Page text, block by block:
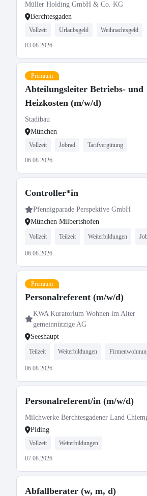
Müller Holding GmbH & Co. KG
Berchtesgaden
Vollzeit Urlaubsgeld Weihnachtsgeld
03.08.2026
Premium
Abteilungsleiter Betriebs- und
Heizkosten (m/w/d)
Stadibau
München
Vollzeit Jobrad Tarifvergütung
06.08.2026
Controller*in
Pfennigparade Perspektive GmbH
München Milbertshofen
Vollzeit Teilzeit Weiterbildungen
06.08.2026
Premium
Personalreferent (m/w/d)
KWA Kuratorium Wohnen im Alter
gemeinnützige AG
Seeshaupt
Teilzeit Weiterbildungen
06.08.2026
Personalreferent/in (m/w/d)
Milchwerke Berchtesgadener Land
Piding
Vollzeit Weiterbildungen
07.08.2026
Abfallberater (w, m, d)